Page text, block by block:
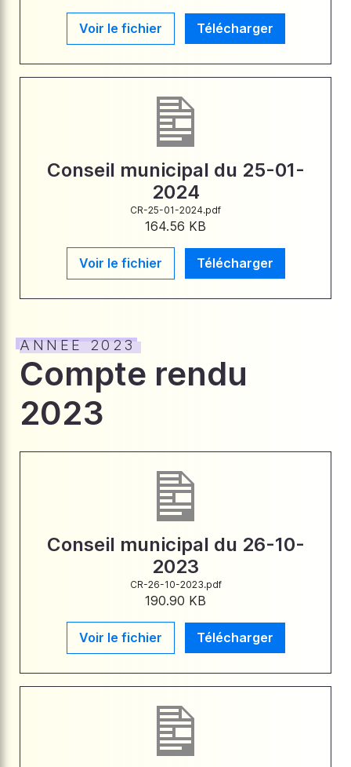
Voir le fichier Télécharger
Conseil municipal du 25-01-
2024
CR-25-01-2024.pdf
164.56 KB
Voir le fichier Télécharger
ANNEE 2023
Compte rendu
2023
Conseil municipal du 26-10-
2023
CR-26-10-2023.pdf
190.90 KB
Voir le fichier Télécharger